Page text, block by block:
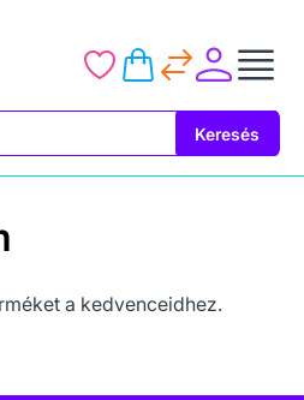
Keresés
a kedvenceidhez.